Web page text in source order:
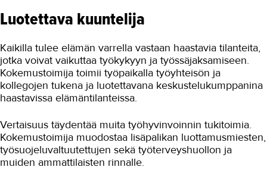
Rengastehtaan likasta lähihoitajaksi
Opettajasta hoiva-avustajaksi
Suuret elämänmuutokset
alanvaihdon taustalla
Kokemustoimija on rinnalla kulkija
Mallitoimistoyrittäjästä lähihoitajaksi
Hoiva-avustaja: Hoitotyötä
sydämellisesti
Luotettava kuuntelija
Kaikilla tulee elämän varrella vastaan haastavia tilanteita,
jotka voivat vaikuttaa työkykyyn ja työssäjaksamiseen.
Kokemustoimija toimii työpaikalla työyhteisön ja
kollegojen tukena ja luotettavana keskustelukumppanina
haastavissa elämäntilanteissa.
Vertaisuus täydentää muita työhyvinvoinnin tukitoimia.
Kokemustoimija muodostaa lisäpalikan luottamusmiesten,
työsuojeluvaltuutettujen sekä työterveyshuollon ja
muiden ammattilaisten rinnalle.